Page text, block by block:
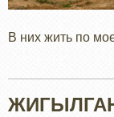
В них жить по